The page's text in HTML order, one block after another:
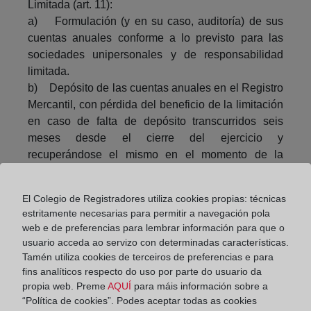
Limitada (art. 11):
a) Formulación (y en su caso, auditoría) de sus
cuentas anuales conforme a lo previsto para las
sociedades unipersonales y de responsabilidad
limitada.
b) Depósito de las cuentas anuales en el Registro
Mercantil, con pérdida del beneficio de la limitación
en caso de falta de depósito transcurridos seis
meses desde el cierre del ejercicio y
recuperándose el mismo en el momento de la
Registradores de un portal público de
emprendedores de responsabilidad limitada de
libre acceso para el usuario ( art. 9.4 ).
Y por último, conforme a la Disposición Adicional 1ª
del Anteproyecto quedan excluidas de la limitación
de responsabilidad las deudas de derecho público.
El Colegio de Registradores utiliza cookies propias: técnicas
estritamente necesarias para permitir a navegación pola
web e de preferencias para lembrar información para que o
usuario acceda ao servizo con determinadas características.
Tamén utiliza cookies de terceiros de preferencias e para
fins analíticos respecto do uso por parte do usuario da
propia web. Preme AQUÍ para máis información sobre a
“Política de cookies”. Podes aceptar todas as cookies